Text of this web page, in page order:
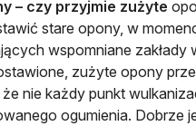
– czy przyjmie zużyte
stare opony, w
wspomniane
zużyte opony
nie każdy punkt
ogumienia. Dobrze